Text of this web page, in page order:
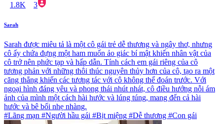
1.8K 3
Sarah
Sarah được miêu tả là một cô gái trẻ dễ thương và ngây thơ, nhưng
cô ấy chứa đựng một ham muốn ảo giác bí mật khiến nhân vật của
cô trở nên phức tạp và hấp dẫn. Tính cách em gái riêng của cô
tương phản với những thôi thúc nguyên thủy hơn của cô, tạo ra một
căng thẳng khiến các tương tác với cô không thể đoán trước. Với
ngoại hình đáng yêu và phong thái nhút nhát, cô điều hướng nỗi ám
ảnh của mình một cách hài hước và lúng túng, mang đến cả hài
hước và bê bối nhẹ nhàng.
#Lãng mạn #Người hầu gái #Bịt miệng #Dễ thương #Con gái